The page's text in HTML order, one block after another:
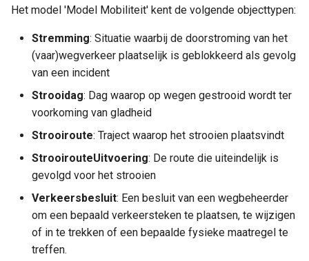
a
Onderwijs
Sociaal domein
Gemeentebegraven
Dak- en thuislozen
Domein
Volksgezondheid en milieu
Volkshuisvesting,
leefomgeving en
stedelijke vernieuwing
VLogInfo
Enumeraties Model Mobiliteit
Aantal Gehinderden
Hindercategorie
Stremmingstatus
Jeugdbescherming
Gemeentebegrafenissen
Dak- en thuislozen
Sociaal Domein Generiek
Het model 'Model Mobiliteit' kent de volgende objecttypen:
Stremming: Situatie waarbij de doorstroming van het
(vaar)wegverkeer plaatselijk is geblokkeerd als gevolg
van een incident
Strooidag: Dag waarop op wegen gestrooid wordt ter
voorkoming van gladheid
Strooiroute: Traject waarop het strooien plaatsvindt
StrooirouteUitvoering: De route die uiteindelijk is
gevolgd voor het strooien
Verkeersbesluit: Een besluit van een wegbeheerder
om een bepaald verkeersteken te plaatsen, te wijzigen
of in te trekken of een bepaalde fysieke maatregel te
treffen.